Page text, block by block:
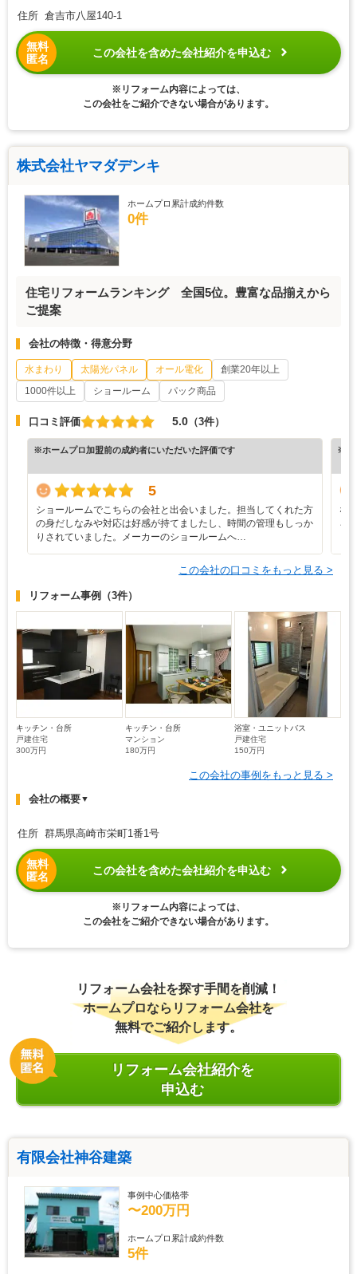
住所 倉吉市八屋140-1
無料
匿名
この会社を含めた会社紹介を申込む
※リフォーム内容によっては、
この会社をご紹介できない場合があります。
株式会社ヤマダデンキ
ホームプロ累計成約件数
0件
住宅リフォームランキング 全国5位。豊富な品揃えから
ご提案
会社の特徴・得意分野
水まわり 太陽光パネル オール電化
創業20年以上
1000件以上
ショールーム パック商品
口コミ評価 5.0 （3件）
※ホームプロ加盟前の成約者にいただいた評価です
5
ショールームでこちらの会社と出会いました。担当してくれた方
の身だしなみや対応は好感が持てましたし、時間の管理もしっか
りされていました。メーカーのショールームへ…
※ホ
な
ろ
この会社の口コミをもっと見る >
リフォーム事例 （3件）
キッチン・台所
戸建住宅
300万円
キッチン・台所
マンション
180万円
浴室・ユニットバス
戸建住宅
150万円
この会社の事例をもっと見る >
会社の概要▼
住所 群馬県高崎市栄町1番1号
無料
匿名
この会社を含めた会社紹介を申込む
※リフォーム内容によっては、
この会社をご紹介できない場合があります。
リフォーム会社を探す手間を削減！
ホームプロならリフォーム会社を
無料でご紹介します。
リフォーム会社紹介を
申込む
有限会社神谷建築
事例中心価格帯
〜200万円
ホームプロ累計成約件数
5件